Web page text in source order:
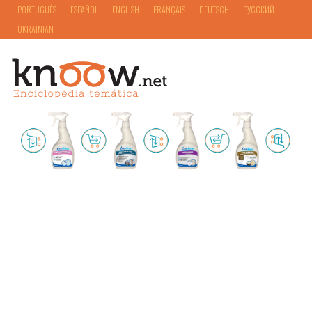
PORTUGUÊS ESPAÑOL ENGLISH FRANÇAIS DEUTSCH
РУССКИЙ
UKRAINIAN